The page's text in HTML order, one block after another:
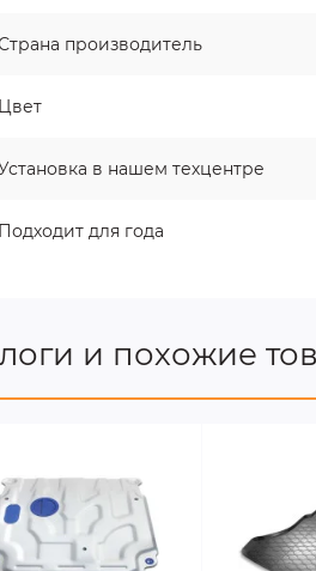
производитель
Цвет
в нашем техцентре
Подходит для года
и похожие